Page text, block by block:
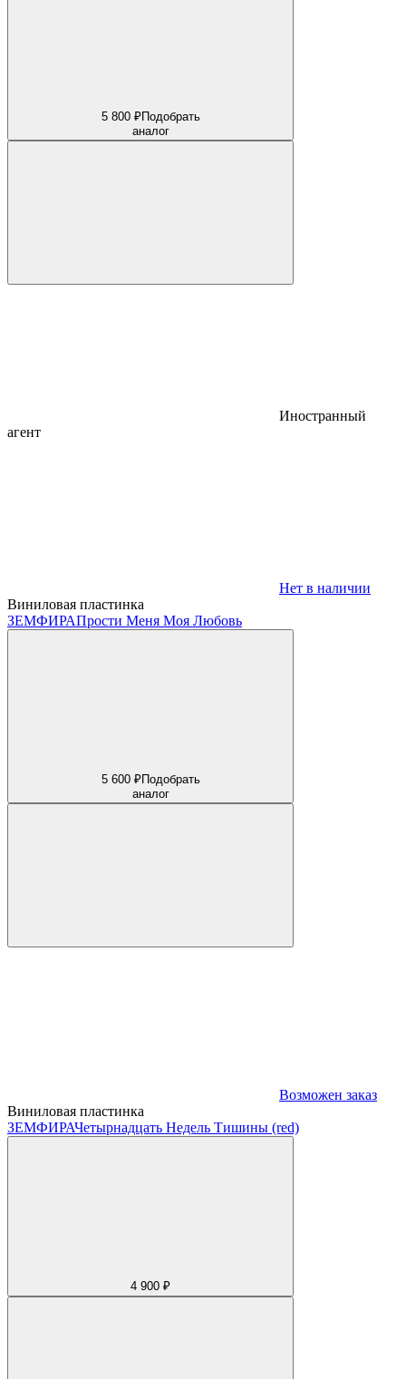
5 800 ₽Подобрать
аналог
Иностранный
агент
Нет в наличии
Виниловая пластинка
ЗЕМФИРАПрости Меня Моя Любовь
5 600 ₽Подобрать
аналог
Возможен заказ
Виниловая пластинка
ЗЕМФИРАЧетырнадцать Недель Тишины (red)
4 900 ₽